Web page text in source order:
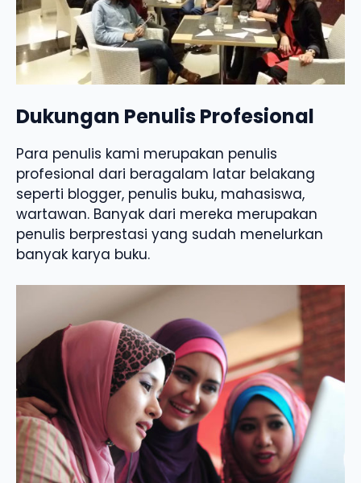
Dukungan Penulis Profesional
Para penulis kami merupakan penulis
profesional dari beragalam latar belakang
seperti blogger, penulis buku, mahasiswa,
wartawan. Banyak dari mereka merupakan
penulis berprestasi yang sudah menelurkan
banyak karya buku.